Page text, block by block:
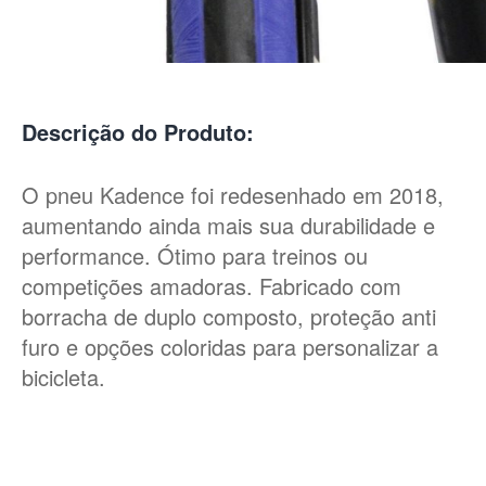
Descrição do Produto:
O pneu Kadence foi redesenhado em 2018,
aumentando ainda mais sua durabilidade e
performance. Ótimo para treinos ou
competições amadoras. Fabricado com
borracha de duplo composto, proteção anti
furo e opções coloridas para personalizar a
bicicleta.